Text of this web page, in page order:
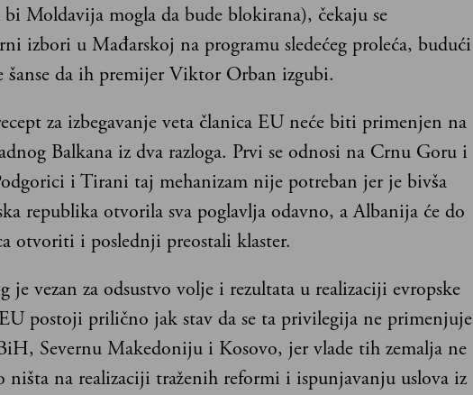
bi Moldavija mogla da bude blokirana), čekaju se
izbori u Mađarskoj na programu sledećeg proleća, budući
šanse da ih premijer Viktor Orban izgubi.
za izbegavanje veta članica EU neće biti primenjen na
Balkana iz dva razloga. Prvi se odnosi na Crnu Goru i
i Tirani taj mehanizam nije potreban jer je bivša
republika otvorila sva poglavlja odavno, a Albanija će do
otvoriti i poslednji preostali klaster.
je vezan za odsustvo volje i rezultata u realizaciji evropske
postoji prilično jak stav da se ta privilegija ne primenjuje
Severnu Makedoniju i Kosovo, jer vlade tih zemalja ne
ništa na realizaciji traženih reformi i ispunjavanju uslova iz